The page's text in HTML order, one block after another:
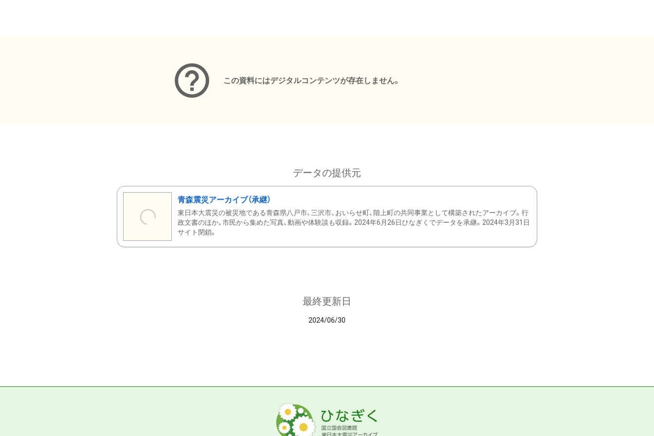
この資料にはデジタルコンテンツが存在しません。
データの提供元
青森震災アーカイブ（承継）
東日本大震災の被災地である青森県八戸市、三沢市、おいらせ町、階上町の共同事業として構築されたアーカイブ。行
政文書のほか、市民から集めた写真、動画や体験談も収録。2024年6月26日ひなぎくでデータを承継。2024年3月31日
サイト閉鎖。
最終更新日
2024/06/30